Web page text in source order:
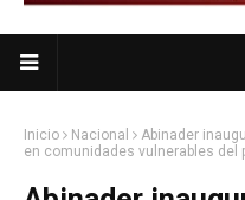
Inicio Nacional
Abinader
en comunidades vulnerables del